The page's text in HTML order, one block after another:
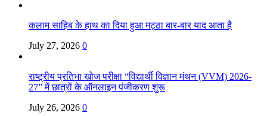
कलाम साहिब के हाथ का दिया हुआ मट्ठा बार-बार याद आता है
July 27, 2026 0
राष्ट्रीय प्रतिभा खोज परीक्षा “विद्यार्थी विज्ञान मंथन (VVM) 2026-
27” में छात्रों के ऑनलाइन पंजीकरण शुरू
July 26, 2026 0